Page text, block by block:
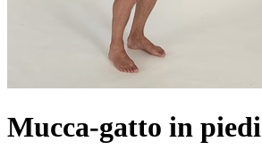
Mucca-gatto in piedi